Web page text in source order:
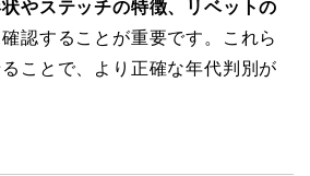
やステッチの特徴、リベットの
認することが重要です。これら
ことで、より正確な年代判別が